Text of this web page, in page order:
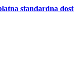
standardna